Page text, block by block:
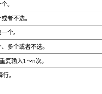
。
者不选。
个。
多个或者不选。
复输入1～n次。
。